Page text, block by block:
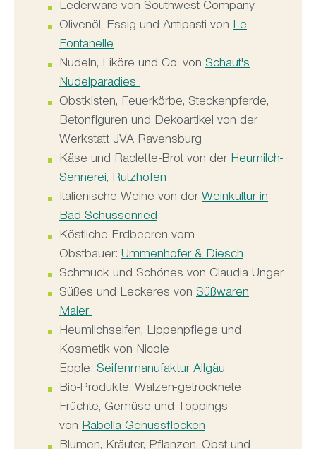
Lederware von Southwest Company
Olivenöl, Essig und Antipasti von Le
Fontanelle
Nudeln, Liköre und Co. von Schaut's
Nudelparadies
Obstkisten, Feuerkörbe, Steckenpferde,
Betonfiguren und Dekoartikel von der
Werkstatt JVA Ravensburg
Käse und Raclette-Brot von der Heumilch-
Sennerei, Rutzhofen
Italienische Weine von der Weinkultur in
Bad Schussenried
Köstliche Erdbeeren vom
Obstbauer: Ummenhofer & Diesch
Schmuck und Schönes von Claudia Unger
Süßes und Leckeres von Süßwaren
Maier
Heumilchseifen, Lippenpflege und
Kosmetik von Nicole
Epple: Seifenmanufaktur Allgäu
Bio-Produkte, Walzen-getrocknete
Früchte, Gemüse und Toppings
von Rabella Genussflocken
Blumen, Kräuter, Pflanzen, Obst und